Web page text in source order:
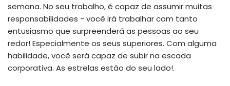
semana. No seu trabalho, é capaz de assumir muitas
responsabilidades - você irá trabalhar com tanto
entusiasmo que surpreenderá as pessoas ao seu
redor! Especialmente os seus superiores. Com alguma
habilidade, você será capaz de subir na escada
corporativa. As estrelas estão do seu lado!.